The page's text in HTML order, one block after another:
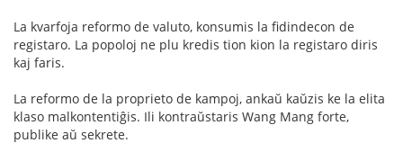
La kvarfoja reformo de valuto, konsumis la fidindecon de
registaro. La popoloj ne plu kredis tion kion la registaro diris
kaj faris.
La reformo de la proprieto de kampoj, ankaŭ kaŭzis ke la elita
klaso malkontentiĝis. Ili kontraŭstaris Wang Mang forte,
publike aŭ sekrete.